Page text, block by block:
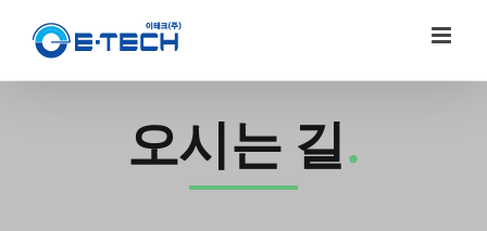
오시는 길.